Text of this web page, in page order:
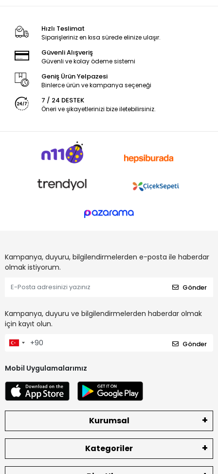
Hızlı Teslimat
Siparişleriniz en kısa sürede elinize ulaşır.
Güvenli Alışveriş
Güvenli ve kolay ödeme sistemi
Geniş Ürün Yelpazesi
Binlerce ürün ve kampanya seçeneği
7 / 24 DESTEK
Öneri ve şikayetlerinizi bize iletebilirsiniz.
Kampanya, duyuru, bilgilendirmelerden e-posta ile haberdar
olmak istiyorum.
Gönder
Kampanya, duyuru ve bilgilendirmelerden haberdar olmak
için kayıt olun.
Gönder
Mobil Uygulamalarımız
Kurumsal
Kategoriler